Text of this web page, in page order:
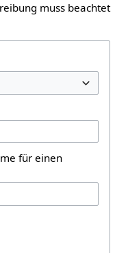
muss beachtet
für einen